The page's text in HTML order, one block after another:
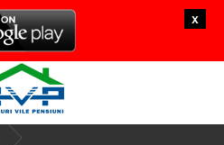
x
Toggle
navigation